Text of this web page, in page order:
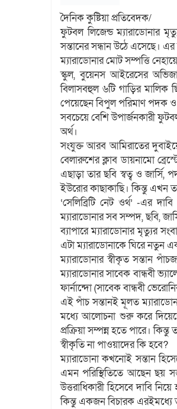
দৈনিক কুষ্টিয়া প্রতিবেদক/
ফুটবল লিজেন্ড ম্যারাডোনার
সন্তানের সন্ধান উঠে এসেছে।
ম্যারাডোনার মোট সম্পত্তি
স্কুল, বুয়েনস আইরেসের
বিলাসবহুল ৬টি গাড়ির মালিক
পেয়েছেন বিপুল পরিমাণ পদক ও
সবচেয়ে বেশি উপার্জনকারী
অর্থ।
সংযুক্ত আরব আমিরাতের
বেলারুশের ক্লাব ডায়নামো
এছাড়া তার ছবি স্বত্ব ও
ইউরোর কাছাকাছি। কিন্তু এখন
‘সেলিব্রিটি নেট ওর্থ’ -এর
ম্যারাডোনার সব সম্পদ, ছবি,
ব্যাপারে ম্যারাডোনার মৃত্যুর
এটা ম্যারাডোনাকে ঘিরে নতুন
ম্যারাডোনার স্বীকৃত সন্তান
ম্যারাডোনার সাবেক বান্ধবী
ফার্নান্দো (সাবেক বান্ধবী
এই পাঁচ সন্তানই মূলত
মধ্যে আলোচনা শুরু করে
প্রক্রিয়া সম্পন্ন হতে পারে।
স্বীকৃতি না পাওয়াদের কি হবে?
ম্যারাডোনা কখনোই সন্তান
এমন পরিস্থিতিতে আছেন ছয়
উত্তরাধিকারী হিসেবে দাবি
কিন্তু একজন বিচারক এরইমধ্যে